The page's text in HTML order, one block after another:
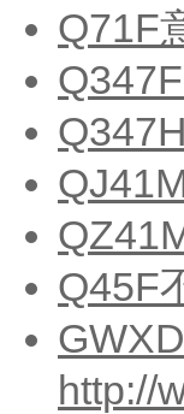
Q71F
Q45F
http://